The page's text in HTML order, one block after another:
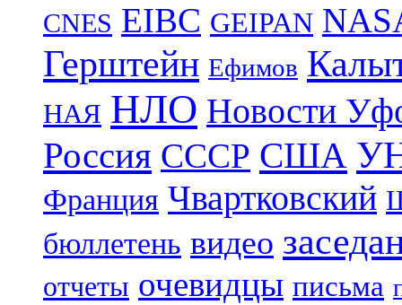
CNES EIBC GEIPAN
Герштейн Ефимов
НАЯ НЛО Новости
Россия СССР США
Франция Чвартковский
бюллетень видео
отчеты очевидцы письма